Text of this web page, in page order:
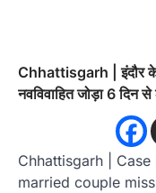
Chhattisgarh | इंदौर के
नवविवाहित जोड़ा 6 दिन से
Chhattisgarh |
married couple